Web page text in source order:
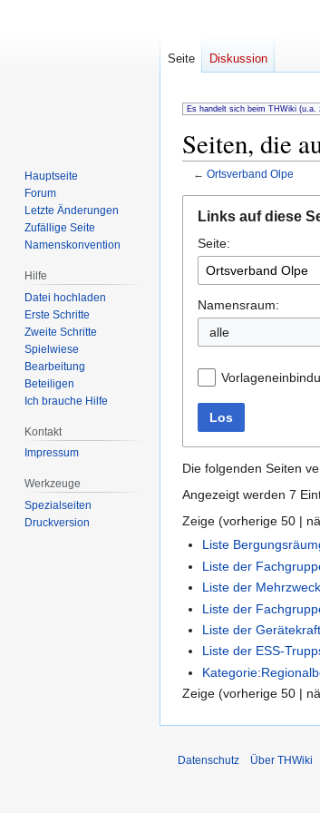
Es handelt sich beim THWiki (u.a.
Seiten, die
← Ortsverband Olpe
Navigation
springen
Suche
springen
Links auf diese
Seite:
Namensraum:
Los
Die folgenden Seiten
Angezeigt werden 7
Zeige (vorherige 50 |
Liste
Liste der
Liste der
Liste der
Liste der
Liste der ESS-
Zeige (vorherige 50 |
Seite Diskussion
Hauptseite
Forum
Letzte Änderungen
Zufällige Seite
Namenskonvention
Hilfe
Datei hochladen
Erste Schritte
Zweite Schritte
Spielwiese
Bearbeitung
Beteiligen
Ich brauche Hilfe
Kontakt
Impressum
Werkzeuge
Spezialseiten
Druckversion
Datenschutz Über THWiki